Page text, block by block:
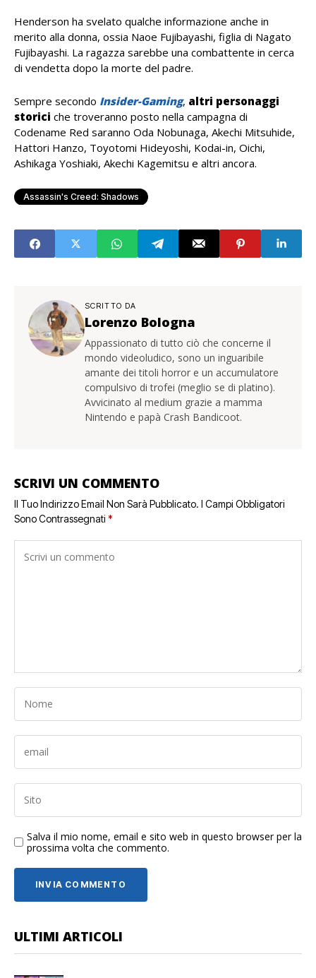
Henderson ha svelato qualche informazione anche in
merito alla donna, ossia Naoe Fujibayashi, figlia di Nagato
Fujibayashi. La ragazza sarebbe una combattente in cerca
di vendetta dopo la morte del padre.
Sempre secondo Insider-Gaming, altri personaggi
storici che troveranno posto nella campagna di
Codename Red saranno Oda Nobunaga, Akechi Mitsuhide,
Hattori Hanzo, Toyotomi Hideyoshi, Kodai-in, Oichi,
Ashikaga Yoshiaki, Akechi Kagemitsu e altri ancora.
Assassin's Creed: Shadows
SCRITTO DA
Lorenzo Bologna
Appassionato di tutto ciò che concerne il
mondo videoludico, sono un inguaribile
amante dei titoli horror e un accumulatore
compulsivo di trofei (meglio se di platino).
Avvicinato al medium grazie a mamma
Nintendo e papà Crash Bandicoot.
SCRIVI UN COMMENTO
Il Tuo Indirizzo Email Non Sarà Pubblicato. I Campi Obbligatori
Sono Contrassegnati *
Salva il mio nome, email e sito web in questo browser per la
prossima volta che commento.
ULTIMI ARTICOLI